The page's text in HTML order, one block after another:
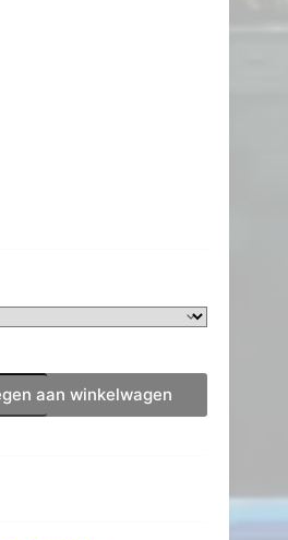
aan winkelwagen